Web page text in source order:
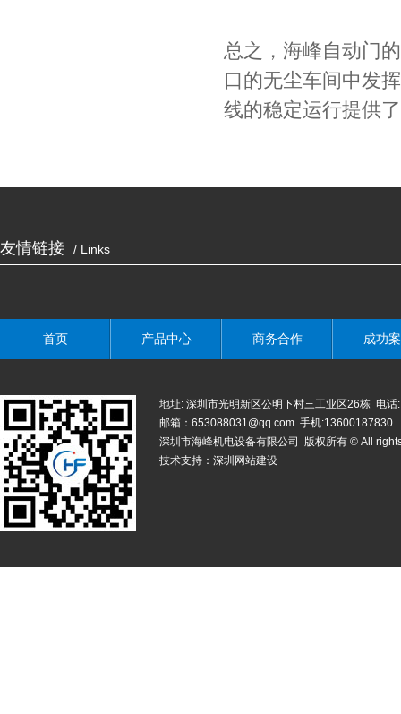
总之，海峰自动门
口的无尘车间中发
线的稳定运行提供
友情链接 / Links
首页 产品中心 商务合作 成功
地址: 深圳市光明新区公明下村三工业区26栋 电
邮箱：653088031@qq.com 手机:13600187830
深圳市海峰机电设备有限公司 版权所有 © All
技术支持： 深圳网站建设